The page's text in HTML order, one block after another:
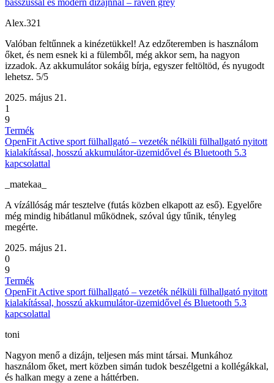
basszussal és modern dizájnnal – raven grey
Alex.321
Valóban feltűnnek a kinézetükkel! Az edzőteremben is használom
őket, és nem esnek ki a fülemből, még akkor sem, ha nagyon
izzadok. Az akkumulátor sokáig bírja, egyszer feltöltöd, és nyugodt
lehetsz. 5/5
2025. május 21.
1
9
Termék
OpenFit Active sport fülhallgató – vezeték nélküli fülhallgató nyitott
kialakítással, hosszú akkumulátor-üzemidővel és Bluetooth 5.3
kapcsolattal
_matekaa_
A vízállóság már tesztelve (futás közben elkapott az eső). Egyelőre
még mindig hibátlanul működnek, szóval úgy tűnik, tényleg
megérte.
2025. május 21.
0
9
Termék
OpenFit Active sport fülhallgató – vezeték nélküli fülhallgató nyitott
kialakítással, hosszú akkumulátor-üzemidővel és Bluetooth 5.3
kapcsolattal
toni
Nagyon menő a dizájn, teljesen más mint társai. Munkához
használom őket, mert közben simán tudok beszélgetni a kollégákkal,
és halkan megy a zene a háttérben.